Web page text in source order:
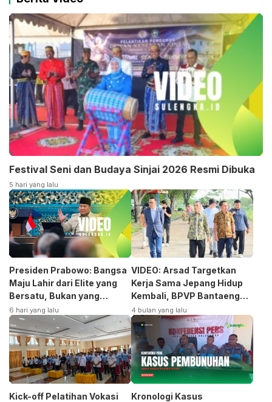
Festival Seni dan Budaya Sinjai 2026 Resmi Dibuka
5 hari yang lalu
Presiden Prabowo: Bangsa
Maju Lahir dari Elite yang
Bersatu, Bukan yang
Terpecah
6 hari yang lalu
VIDEO: Arsad Targetkan
Kerja Sama Jepang Hidup
Kembali, BPVP Bantaeng
Siap Bangkitkan Jurusan
Otomotif
4 bulan yang lalu
Kick-off Pelatihan Vokasi
Kronologi Kasus